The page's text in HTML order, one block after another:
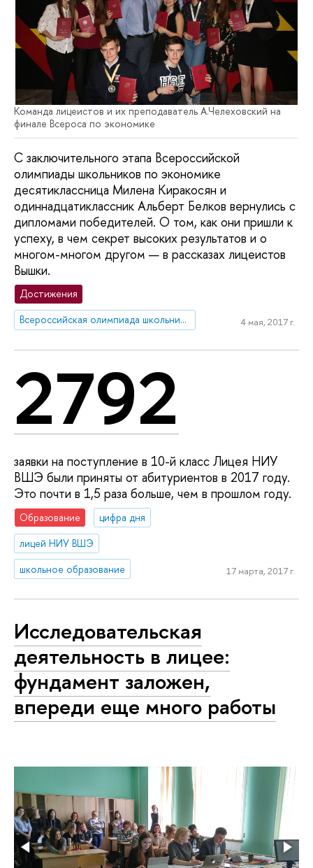
Команда лицеистов и их преподаватель А.Челеховский на
финале Всероса по экономике
С заключительного этапа Всероссийской
олимпиады школьников по экономике
десятиклассница Милена Киракосян и
одиннадцатиклассник Альберт Белков вернулись с
дипломами победителей. О том, как они пришли к
успеху, в чем секрет высоких результатов и о
многом-многом другом — в рассказах лицеистов
Вышки.
Достижения
Всероссийская олимпиада школьников
4 мая, 2017 г.
2792
заявки на поступление в 10-й класс Лицея НИУ
ВШЭ были приняты от абитуриентов в 2017 году.
Это почти в 1,5 раза больше, чем в прошлом году.
Образование
цифра дня
лицей НИУ ВШЭ
школьное образование
17 марта, 2017 г.
Исследовательская
деятельность в лицее:
фундамент заложен,
впереди еще много работы